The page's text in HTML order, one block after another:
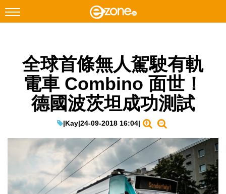
Facebook Instagram
科技焦點
網絡生活
教學評測
IT Times
全球首條無人駕駛有軌
電車 Combino 面世！
德國波茨坦成功測試
|Kay|24-09-2018 16:04|